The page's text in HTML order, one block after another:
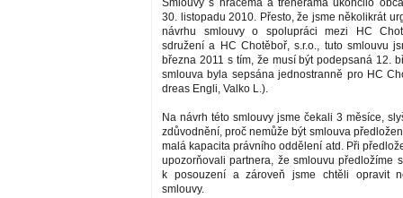
Smlouvy s hráčema a trenerama ukončilo
30. listopadu 2010. Přesto, že jsme několikrát
návrhu smlouvy o spolupráci mezi HC
sdružení a HC Chotěboř, s.r.o., tuto smlouvu
března 2011 s tím, že musí být podepsaná 12.
smlouva byla sepsána jednostranně pro HC
dreas Engli, Valko L.).
Na návrh této smlouvy jsme čekali 3 měsíce,
zdůvodnění, proč nemůže být smlouva
malá kapacita právního oddělení atd. Při
upozorňovali partnera, že smlouvu předložíme
k posouzení a zároveň jsme chtěli opravit
smlouvy.